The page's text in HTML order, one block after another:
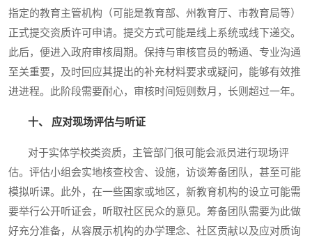
指定的教育主管机构（可能是教育部、州教育厅、市教育局等）
正式提交资质许可申请。提交方式可能是线上系统或线下递交。
此后，便进入政府审核周期。保持与审核官员的畅通、专业沟通
至关重要，及时回应其提出的补充材料要求或疑问，能够有效推
进进程。此阶段需要耐心，审核时间短则数月，长则超过一年。
十、 应对现场评估与听证
对于实体学校类资质，主管部门很可能会派员进行现场评
估。评估小组会实地核查校舍、设施，访谈筹备团队，甚至可能
模拟听课。此外，在一些国家或地区，新教育机构的设立可能需
要举行公开听证会，听取社区民众的意见。筹备团队需要为此做
好充分准备，从容展示机构的办学理念、社区贡献以及应对质询